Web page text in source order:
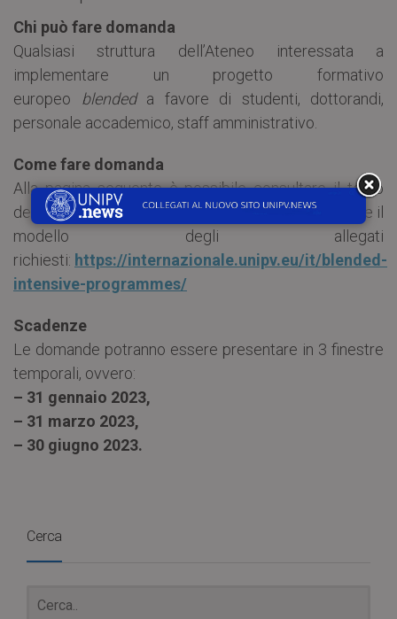
Chi può fare domanda
Qualsiasi struttura dell’Ateneo interessata a
implementare un progetto formativo
europeo
blendeda favore di studenti, dottorandi,
personale accademico, staff amministrativo.
Come fare domanda
Alla pagina seguente è possibile consultare il testo
del bando, il link al modulo di candidatura e scaricare il
modello degli allegati
richiesti: https://internazionale.unipv.eu/it/blended-
intensive-programmes/
Scadenze
Le domande potranno essere presentare in 3 finestre
temporali, ovvero:
– 31 gennaio 2023,
– 31 marzo 2023,
– 30 giugno 2023.
Cerca